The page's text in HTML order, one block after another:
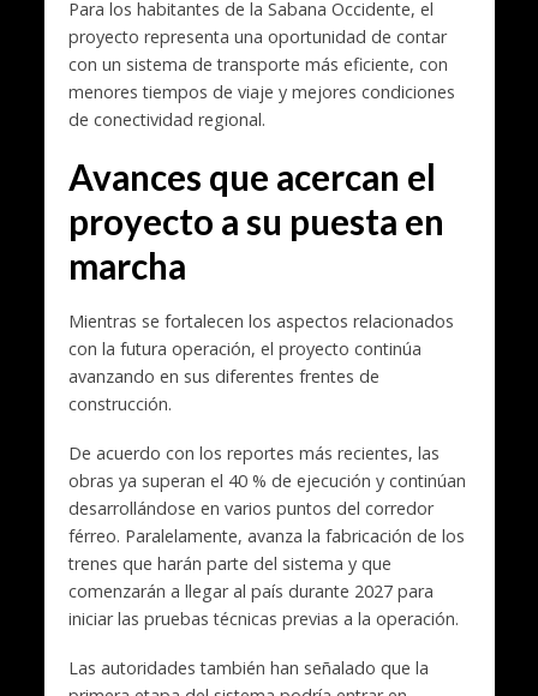
Para los habitantes de la Sabana Occidente, el
proyecto representa una oportunidad de contar
con un sistema de transporte más eficiente, con
menores tiempos de viaje y mejores condiciones
de conectividad regional.
Avances que acercan el
proyecto a su puesta en
marcha
Mientras se fortalecen los aspectos relacionados
con la futura operación, el proyecto continúa
avanzando en sus diferentes frentes de
construcción.
De acuerdo con los reportes más recientes, las
obras ya superan el 40 % de ejecución y continúan
desarrollándose en varios puntos del corredor
férreo. Paralelamente, avanza la fabricación de los
trenes que harán parte del sistema y que
comenzarán a llegar al país durante 2027 para
iniciar las pruebas técnicas previas a la operación.
Las autoridades también han señalado que la